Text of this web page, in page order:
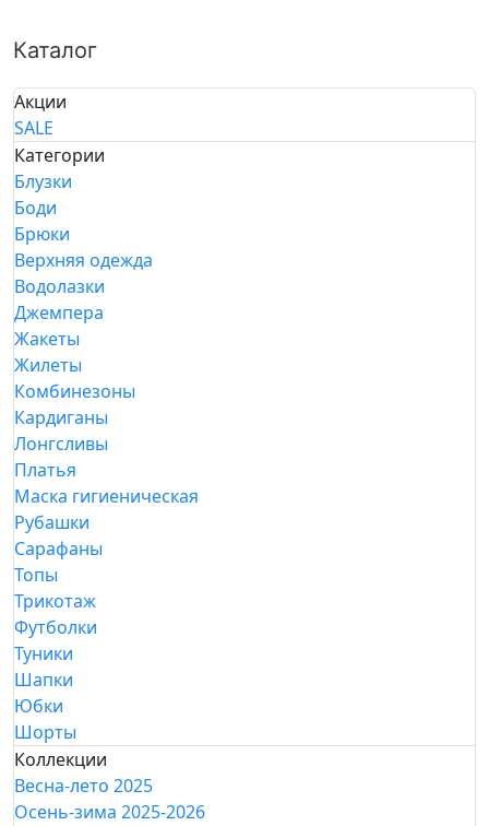
Каталог
Акции
SALE
Категории
Блузки
Боди
Брюки
Верхняя одежда
Водолазки
Джемпера
Жакеты
Жилеты
Комбинезоны
Кардиганы
Лонгсливы
Платья
Маска гигиеническая
Рубашки
Сарафаны
Топы
Трикотаж
Футболки
Туники
Шапки
Юбки
Шорты
Коллекции
Весна-лето 2025
Осень-зима 2025-2026